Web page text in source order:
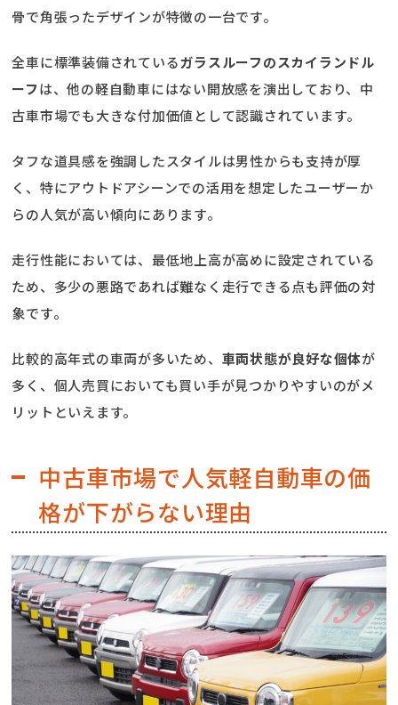
骨で角張ったデザインが特徴の一台です。
全車に標準装備されているガラスルーフのスカイランドル
ーフ は、他の軽自動車にはない開放感を演出しており、中
古車市場でも大きな付加価値として認識されています。
タフな道具感を強調したスタイルは男性からも支持が厚
く、特にアウトドアシーンでの活用を想定したユーザーか
らの人気が高い傾向にあります。
走行性能においては、最低地上高が高めに設定されている
ため、多少の悪路であれば難なく走行できる点も評価の対
象です。
比較的高年式の車両が多いため、 車両状態が良好な個体が
多く、個人売買においても買い手が見つかりやすいのがメ
リットといえます。
中古車市場で人気軽自動車の価
格が下がらない理由